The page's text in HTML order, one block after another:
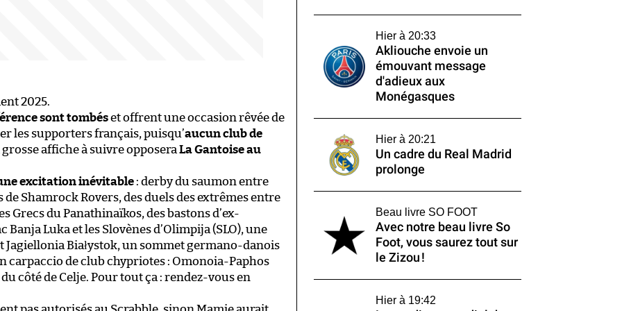
2025.
sont tombéset offrent une occasion rêvée de
les supporters français, puisqu’aucun club de
grosse affiche à suivre opposera La Gantoise au
excitation inévitable : derby du saumon entre
Shamrock Rovers, des duels des extrêmes entre
Grecs du Panathinaïkos, des bastons d’ex-
Luka et les Slovènes d’Olimpija (SLO), une
Jagiellonia Białystok, un sommet germano-danois
carpaccio de club chypriotes : Omonoia-Paphos
côté de Celje. Pour tout ça : rendez-vous en
Hier à 20:33
Akliouche envoie un
émouvant message
d'adieux aux
Monégasques
Hier à 20:21
Un cadre du Real Madrid
prolonge
Beau livre SO FOOT
Avec notre beau livre So
Foot, vous saurez tout sur
le Zizou !
Hier à 19:42